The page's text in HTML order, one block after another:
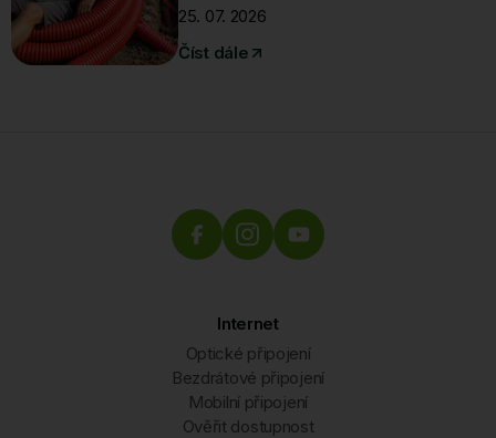
25. 07. 2026
Číst dále
Internet
Optické připojení
Bezdrátové připojení
Mobilní připojení
Ověřit dostupnost